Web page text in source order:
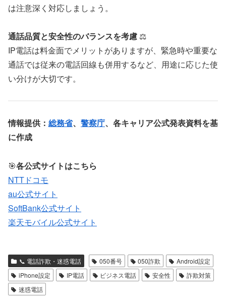
は注意深く対応しましょう。
通話品質と安全性のバランスを考慮 ⚖️
IP電話は料金面でメリットがありますが、緊急時や重要な
通話では従来の電話回線も併用するなど、用途に応じた使
い分けが大切です。
情報提供： 総務省、 警察庁、各キャリア公式発表資料を基
に作成
🎯各公式サイトはこちら
NTTドコモ
au公式サイト
SoftBank公式サイト
楽天モバイル公式サイト
📞 電話詐欺・迷惑電話 050番号 050詐欺
Android設定
iPhone設定
IP電話 ビジネス電話 安全性
詐欺対策
迷惑電話